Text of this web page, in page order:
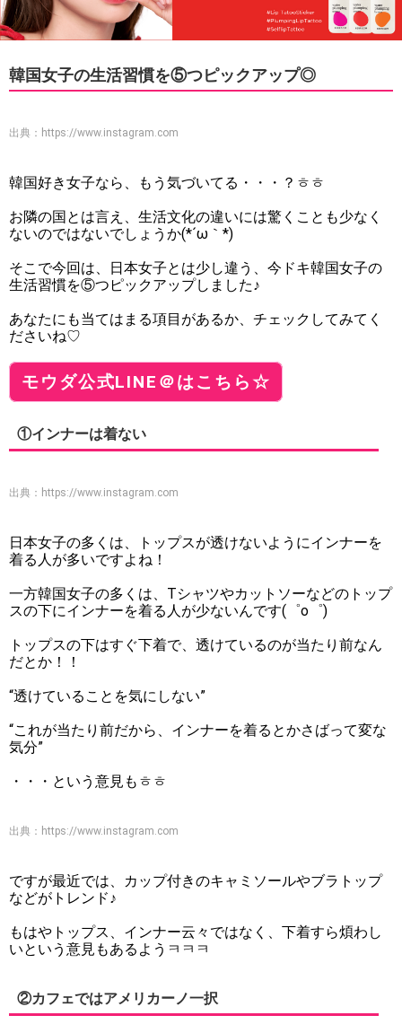
韓国女子の生活習慣を⑤つピックアップ◎
出典： https://www.instagram.com
韓国好き女子なら、もう気づいてる・・・？ㅎㅎ
お隣の国とは言え、生活文化の違いには驚くことも少なく
ないのではないでしょうか(*´ω｀*)
そこで今回は、日本女子とは少し違う、今ドキ韓国女子の
生活習慣を⑤つピックアップしました♪
あなたにも当てはまる項目があるか、チェックしてみてく
ださいね♡
モウダ公式LINE＠はこちら☆
①インナーは着ない
出典： https://www.instagram.com
日本女子の多くは、トップスが透けないようにインナーを
着る人が多いですよね！
一方韓国女子の多くは、Tシャツやカットソーなどのトップ
スの下にインナーを着る人が少ないんです(゜o゜)
トップスの下はすぐ下着で、透けているのが当たり前なん
だとか！！
“透けていることを気にしない”
“これが当たり前だから、インナーを着るとかさばって変な
気分”
・・・という意見もㅎㅎ
出典： https://www.instagram.com
ですが最近では、カップ付きのキャミソールやブラトップ
などがトレンド♪
もはやトップス、インナー云々ではなく、下着すら煩わし
いという意見もあるようㅋㅋㅋ
②カフェではアメリカーノ一択